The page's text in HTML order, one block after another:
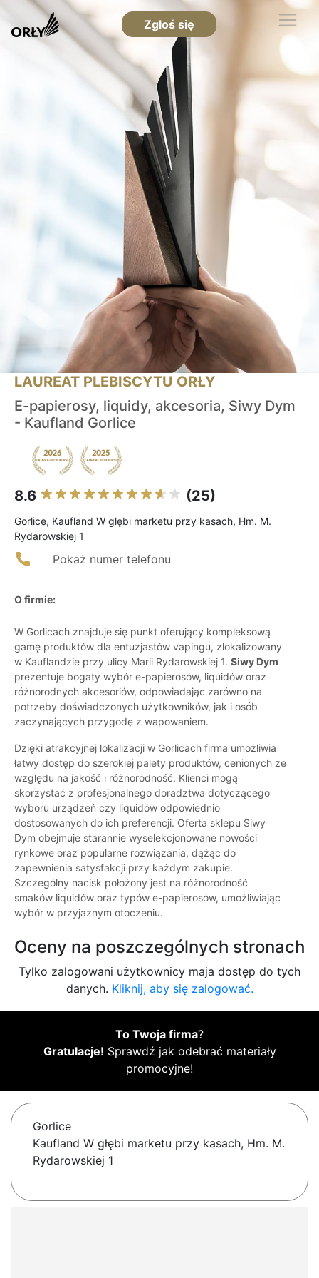
Zgłoś się
LAUREAT PLEBISCYTU ORŁY
E-papierosy, liquidy, akcesoria, Siwy Dym
- Kaufland Gorlice
8.6 (25)
Gorlice, Kaufland W głębi marketu przy kasach, Hm. M.
Rydarowskiej 1
Pokaż numer telefonu
O firmie:
W Gorlicach znajduje się punkt oferujący kompleksową
gamę produktów dla entuzjastów vapingu, zlokalizowany
w Kauflandzie przy ulicy Marii Rydarowskiej 1. Siwy Dym
prezentuje bogaty wybór e-papierosów, liquidów oraz
różnorodnych akcesoriów, odpowiadając zarówno na
potrzeby doświadczonych użytkowników, jak i osób
zaczynających przygodę z wapowaniem.
Dzięki atrakcyjnej lokalizacji w Gorlicach firma umożliwia
łatwy dostęp do szerokiej palety produktów, cenionych ze
względu na jakość i różnorodność. Klienci mogą
skorzystać z profesjonalnego doradztwa dotyczącego
wyboru urządzeń czy liquidów odpowiednio
dostosowanych do ich preferencji. Oferta sklepu Siwy
Dym obejmuje starannie wyselekcjonowane nowości
rynkowe oraz popularne rozwiązania, dążąc do
zapewnienia satysfakcji przy każdym zakupie.
Szczególny nacisk położony jest na różnorodność
smaków liquidów oraz typów e-papierosów, umożliwiając
wybór w przyjaznym otoczeniu.
Oceny na poszczególnych stronach
Tylko zalogowani użytkownicy maja dostęp do tych
danych. Kliknij, aby się zalogować.
To Twoja firma?
Gratulacje! Sprawdź jak odebrać materiały
promocyjne!
Gorlice
Kaufland W głębi marketu przy kasach, Hm. M.
Rydarowskiej 1